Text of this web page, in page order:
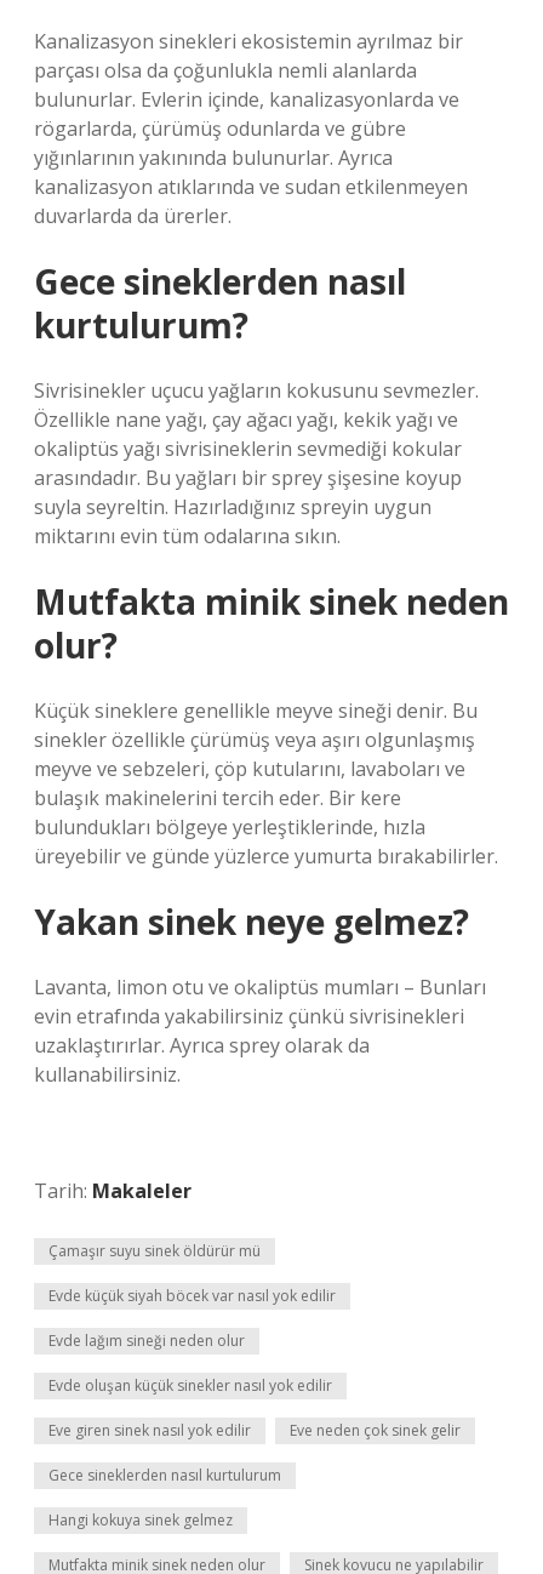
Kanalizasyon sinekleri ekosistemin ayrılmaz bir
parçası olsa da çoğunlukla nemli alanlarda
bulunurlar. Evlerin içinde, kanalizasyonlarda ve
rögarlarda, çürümüş odunlarda ve gübre
yığınlarının yakınında bulunurlar. Ayrıca
kanalizasyon atıklarında ve sudan etkilenmeyen
duvarlarda da ürerler.
Gece sineklerden nasıl
kurtulurum?
Sivrisinekler uçucu yağların kokusunu sevmezler.
Özellikle nane yağı, çay ağacı yağı, kekik yağı ve
okaliptüs yağı sivrisineklerin sevmediği kokular
arasındadır. Bu yağları bir sprey şişesine koyup
suyla seyreltin. Hazırladığınız spreyin uygun
miktarını evin tüm odalarına sıkın.
Mutfakta minik sinek neden
olur?
Küçük sineklere genellikle meyve sineği denir. Bu
sinekler özellikle çürümüş veya aşırı olgunlaşmış
meyve ve sebzeleri, çöp kutularını, lavaboları ve
bulaşık makinelerini tercih eder. Bir kere
bulundukları bölgeye yerleştiklerinde, hızla
üreyebilir ve günde yüzlerce yumurta bırakabilirler.
Yakan sinek neye gelmez?
Lavanta, limon otu ve okaliptüs mumları – Bunları
evin etrafında yakabilirsiniz çünkü sivrisinekleri
uzaklaştırırlar. Ayrıca sprey olarak da
kullanabilirsiniz.
Tarih: Makaleler
Çamaşır suyu sinek öldürür mü
Evde küçük siyah böcek var nasıl yok edilir
Evde lağım sineği neden olur
Evde oluşan küçük sinekler nasıl yok edilir
Eve giren sinek nasıl yok edilir Eve neden çok sinek gelir
Gece sineklerden nasıl kurtulurum
Hangi kokuya sinek gelmez
Mutfakta minik sinek neden olur Sinek kovucu ne yapılabilir